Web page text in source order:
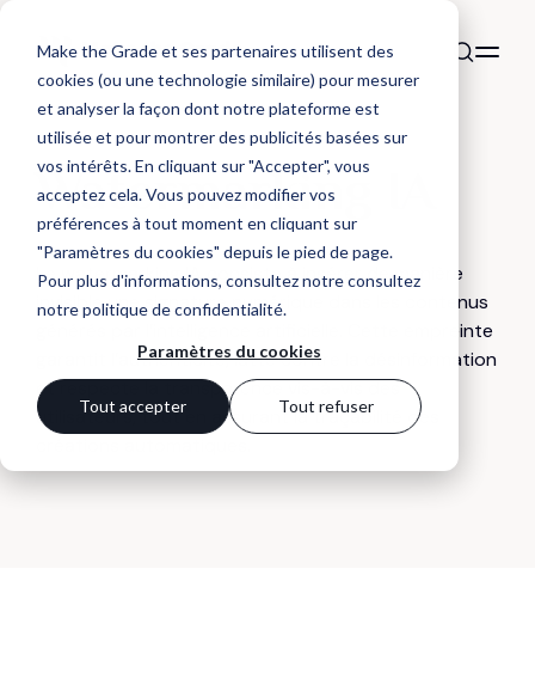
Make the Grade et ses partenaires utilisent des
cookies (ou une technologie similaire) pour mesurer
et analyser la façon dont notre plateforme est
utilisée et pour montrer des publicités basées sur
vos intérêts. En cliquant sur "Accepter", vous
acceptez cela. Vous pouvez modifier vos
préférences à tout moment en cliquant sur
"Paramètres du cookies" depuis le pied de page.
Pour plus d'informations, consultez notreconsultez
notre politique de confidentialité.
Paramètres du cookies
Tout accepter Tout refuser
DÉFINITION
Watermarking IA
Le watermarking IA consiste à insérer de manière
invisible une signature numérique dans les contenus
générés par l’intelligence artificielle. Cette empreinte
garantit l’authenticité, lutte contre la désinformation
et respecte la transparence vis-à-vis des
utilisateurs, tout en assurant la traçabilité des